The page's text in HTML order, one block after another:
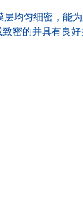
均匀细密，能
密的并具有良好